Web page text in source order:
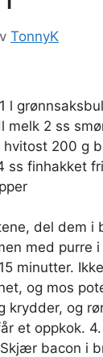
TonnyK
l
melk 2 ss
hvitost 200 g
ss finhakket
del dem i
med purre
minutter.
og mos
krydder, og
et oppkok.
bacon i